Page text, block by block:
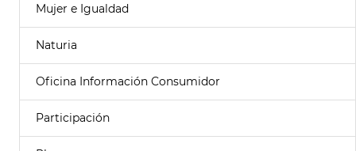
Mujer e Igualdad
Naturia
Oficina Información Consumidor
Participación